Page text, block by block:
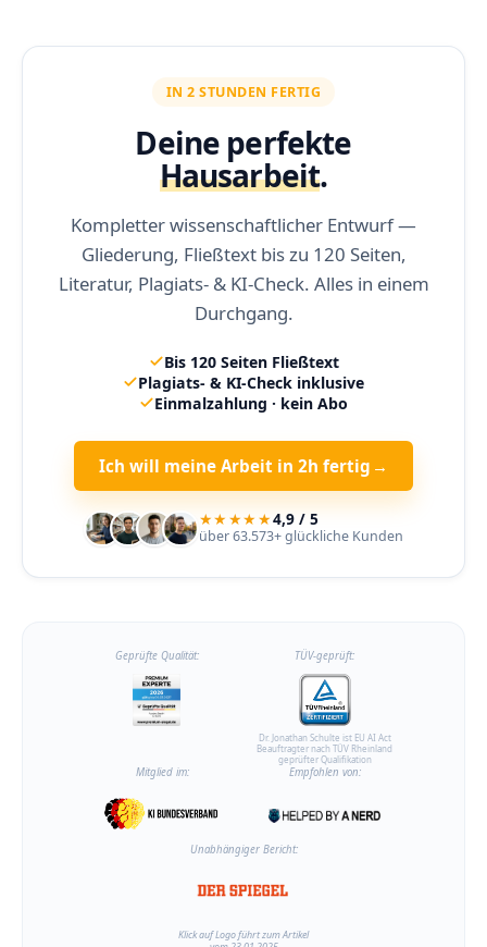
IN 2 STUNDEN FERTIG
Deine perfekte
Hausarbeit.
Kompletter wissenschaftlicher Entwurf —
Gliederung, Fließtext bis zu 120 Seiten,
Literatur, Plagiats- & KI-Check. Alles in einem
Durchgang.
Bis 120 Seiten Fließtext
Plagiats- & KI-Check inklusive
Einmalzahlung · kein Abo
Ich will meine Arbeit in 2h fertig →
★★★★★4,9 / 5
über 63.573+ glückliche Kunden
Geprüfte Qualität: TÜV-geprüft:
Dr. Jonathan Schulte ist EU AI Act
Beauftragter nach TÜV Rheinland
geprüfter Qualifikation
Mitglied im: Empfohlen von:
Unabhängiger Bericht:
Klick auf Logo führt zum Artikel